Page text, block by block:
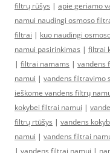
filtrų rūšys | apie geriamo
namui naudingi osmoso
filtrai | kuo naudingi
namui pasirinkimas | filtrai
| filtrai namams | vandens
namui | vandens filtravimo
ieškome vandens filtrų
kokybei filtrai namui |
filtrų rtūšys | vandens
namui | vandens filtrai
| vandens filtrai namui |